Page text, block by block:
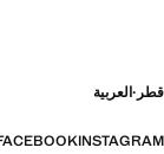
قطر ·العربية
INSTAGRAM